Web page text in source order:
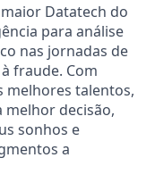
Datatech do
para análise
nas jornadas de
fraude. Com
melhores talentos,
decisão,
sonhos e
a